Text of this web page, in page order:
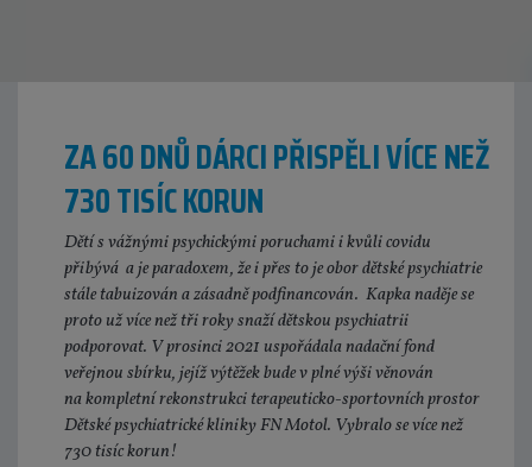
ZA 60 DNŮ DÁRCI PŘISPĚLI VÍCE NEŽ
730 TISÍC KORUN
Dětí s vážnými psychickými poruchami i kvůli covidu
přibývá a je paradoxem, že i přes to je obordětské psychiatrie
stále tabuizován a zásadně podfinancován. Kapka naděje se
proto už více než tři roky snaží dětskou psychiatrii
podporovat. V prosinci 2021 uspořádala nadační fond
veřejnou sbírku, jejíž výtěžek bude v plné výši věnován
na kompletní rekonstrukci terapeuticko-sportovních prostor
Dětské psychiatrické kliniky FN Motol. Vybralo se více než
730 tisíc korun!